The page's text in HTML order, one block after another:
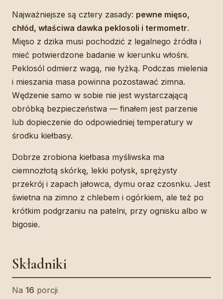
Najważniejsze są cztery zasady: pewne mięso,
chłód, właściwa dawka peklosoli i termometr.
Mięso z dzika musi pochodzić z legalnego źródła i
mieć potwierdzone badanie w kierunku włośni.
Peklosól odmierz wagą, nie łyżką. Podczas mielenia
i mieszania masa powinna pozostawać zimna.
Wędzenie samo w sobie nie jest wystarczającą
obróbką bezpieczeństwa — finałem jest parzenie
lub dopieczenie do odpowiedniej temperatury w
środku kiełbasy.
Dobrze zrobiona kiełbasa myśliwska ma
ciemnozłotą skórkę, lekki połysk, sprężysty
przekrój i zapach jałowca, dymu oraz czosnku. Jest
świetna na zimno z chlebem i ogórkiem, ale też po
krótkim podgrzaniu na patelni, przy ognisku albo w
bigosie.
Składniki
Na 16 porcji